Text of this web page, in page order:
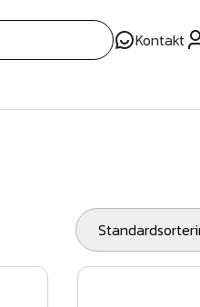
Kontakt